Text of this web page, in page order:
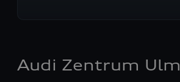
Audi Zentrum Ulm